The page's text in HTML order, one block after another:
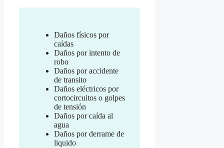
Daños físicos por
caídas
Daños por intento de
robo
Daños por accidente
de transito
Daños eléctricos por
cortocircuitos o golpes
de tensión
Daños por caída al
agua
Daños por derrame de
liquido